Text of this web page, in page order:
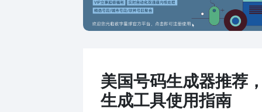
美国号码生成器推荐
生成工具使用指南